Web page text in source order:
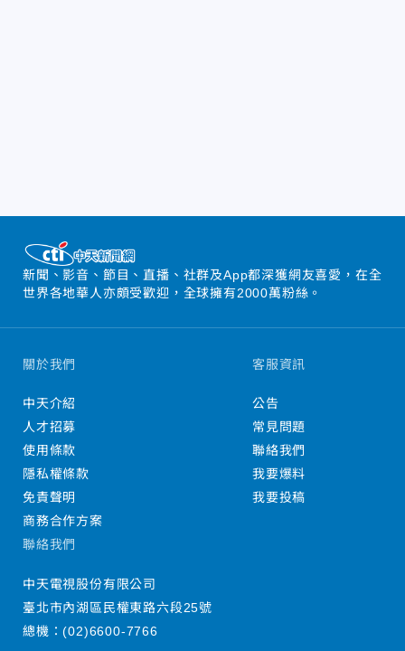
新聞、影音、節目、直播、社群及App都深獲網友喜愛，在全
世界各地華人亦頗受歡迎，全球擁有2000萬粉絲。
關於我們
中天介紹
人才招募
使用條款
隱私權條款
免責聲明
商務合作方案
客服資訊
公告
常見問題
聯絡我們
我要爆料
我要投稿
聯絡我們
中天電視股份有限公司
臺北市內湖區民權東路六段25號
總機：(02)6600-7766